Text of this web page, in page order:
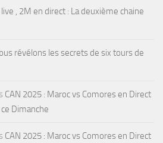
, 2M en direct : La deuxième chaine
révélons les secrets de six tours de
CAN 2025 : Maroc vs Comores en Direct
Dimanche
CAN 2025 : Maroc vs Comores en Direct